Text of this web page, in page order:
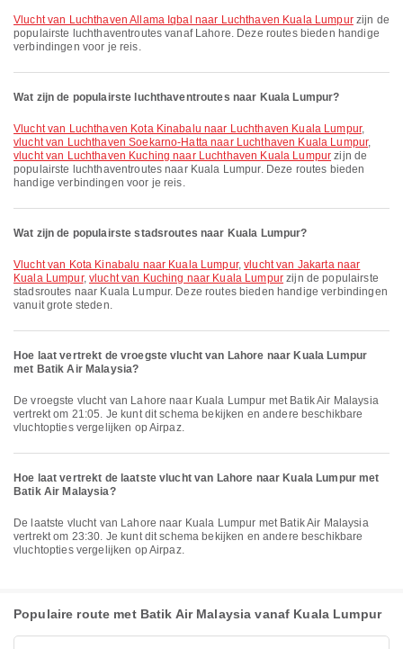
vlucht van Luchthaven Allama Iqbal naar Luchthaven Kuala Lumpurzijn de
populairste luchthaventroutes vanaf Lahore. Deze routes bieden handige
verbindingen voor je reis.
Wat zijn de populairste luchthaventroutes naar Kuala Lumpur?
vlucht van Luchthaven Kota Kinabalu naar Luchthaven Kuala Lumpur,
vlucht van Luchthaven Soekarno-Hatta naar Luchthaven Kuala Lumpur,
vlucht van Luchthaven Kuching naar Luchthaven Kuala Lumpur zijn de
populairste luchthaventroutes naar Kuala Lumpur. Deze routes bieden
handige verbindingen voor je reis.
Wat zijn de populairste stadsroutes naar Kuala Lumpur?
vlucht van Kota Kinabalu naar Kuala Lumpur,vlucht van Jakarta naar
Kuala Lumpur, vlucht van Kuching naar Kuala Lumpur zijn de populairste
stadsroutes naar Kuala Lumpur. Deze routes bieden handige verbindingen
vanuit grote steden.
Hoe laat vertrekt de vroegste vlucht van Lahore naar Kuala Lumpur
met Batik Air Malaysia?
De vroegste vlucht van Lahore naar Kuala Lumpur met Batik Air Malaysia
vertrekt om 21:05. Je kunt dit schema bekijken en andere beschikbare
vluchtopties vergelijken op Airpaz.
Hoe laat vertrekt de laatste vlucht van Lahore naar Kuala Lumpur met
Batik Air Malaysia?
De laatste vlucht van Lahore naar Kuala Lumpur met Batik Air Malaysia
vertrekt om 23:30. Je kunt dit schema bekijken en andere beschikbare
vluchtopties vergelijken op Airpaz.
Populaire route met Batik Air Malaysia vanaf Kuala Lumpur